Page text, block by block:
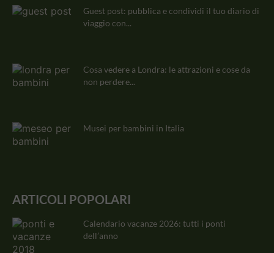
Guest post: pubblica e condividi il tuo diario di
viaggio con...
Cosa vedere a Londra: le attrazioni e cose da
non perdere...
Musei per bambini in Italia
ARTICOLI POPOLARI
Calendario vacanze 2026: tutti i ponti
dell’anno